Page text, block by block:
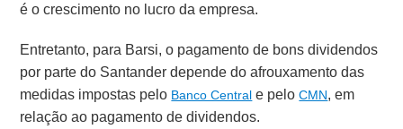
é o crescimento no lucro da empresa.
Entretanto, para Barsi, o pagamento de bons dividendos
por parte do Santander depende do afrouxamento das
medidas impostas pelo Banco Central e peloCMN, em
relação ao pagamento de dividendos.